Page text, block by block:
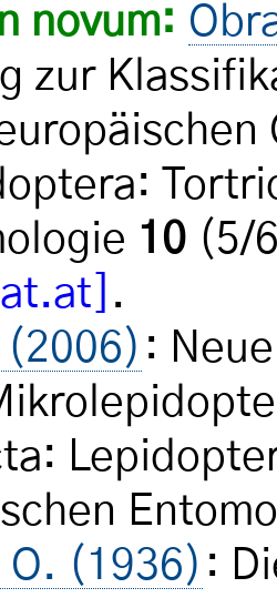
novum:
zur
10 (5/
.
(2006) :
O. (1936) :